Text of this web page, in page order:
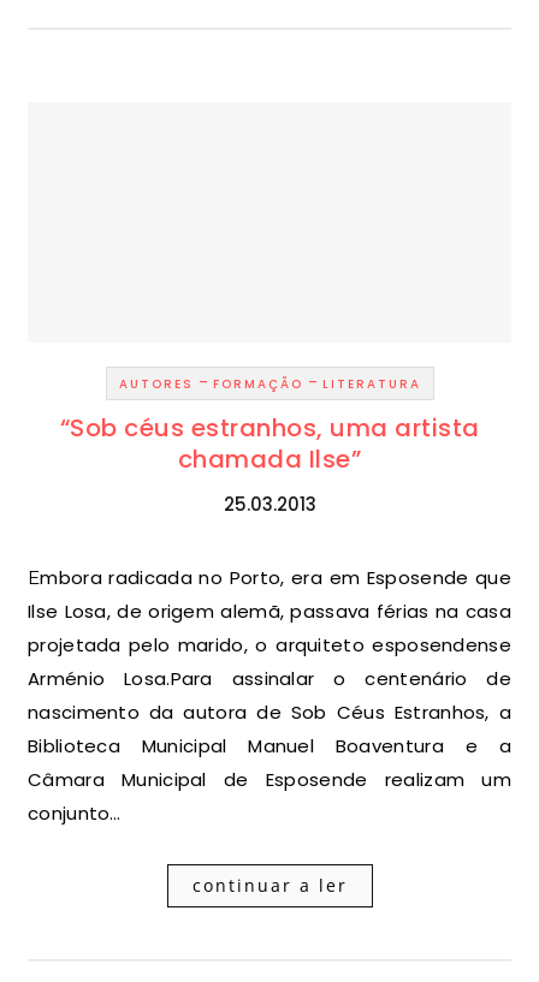
AUTORES - FORMAÇÃO - LITERATURA
“Sob céus estranhos, uma artista
chamada Ilse”
25.03.2013
Embora radicada no Porto, era em Esposende que
Ilse Losa, de origem alemã, passava férias na casa
projetada pelo marido, o arquiteto esposendense
Arménio Losa.Para assinalar o centenário de
nascimento da autora de Sob Céus Estranhos, a
Biblioteca Municipal Manuel Boaventura e a
Câmara Municipal de Esposende realizam um
conjunto…
continuar a ler